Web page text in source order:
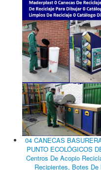
04 CANECAS
PUNTO ECOLÓGICOS
Centros De Acopio
Recipientes, Botes